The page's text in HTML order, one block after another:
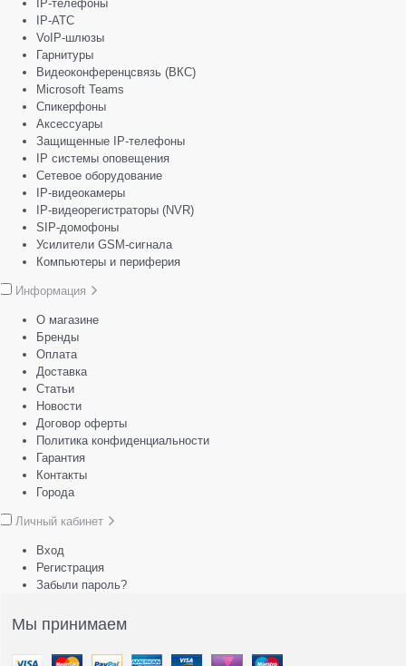
IP-телефоны
IP-АТС
VoIP-шлюзы
Гарнитуры
Видеоконференцсвязь (ВКС)
Microsoft Teams
Спикерфоны
Аксессуары
Защищенные IP-телефоны
IP системы оповещения
Сетевое оборудование
IP-видеокамеры
IP-видеорегистраторы (NVR)
SIP-домофоны
Усилители GSM-сигнала
Компьютеры и периферия
Информация
О магазине
Бренды
Оплата
Доставка
Статьи
Новости
Договор оферты
Политика конфиденциальности
Гарантия
Контакты
Города
Личный кабинет
Вход
Регистрация
Забыли пароль?
Мы принимаем